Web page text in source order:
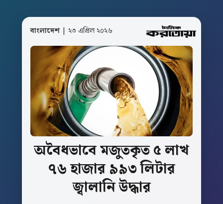
বাংলাদেশ | ২৩ এপ্রিল ২০২৬
অবৈধভাবেমজুতকৃত৫লাখ
৭৬হাজার ৯৯৩লিটার
জ্বালানিউদ্ধার